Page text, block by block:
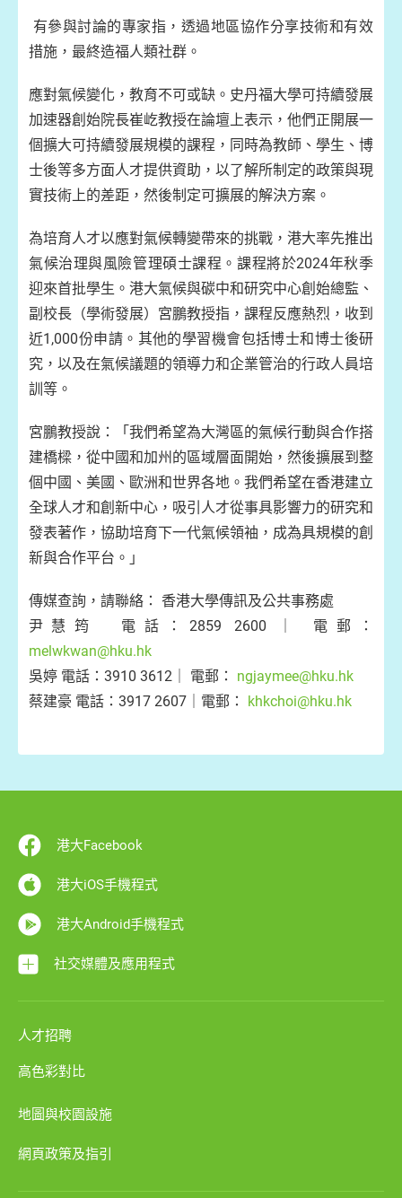
有參與討論的專家指，透過地區協作分享技術和有效
措施，最終造福人類社群。
應對氣候變化，教育不可或缺。史丹福大學可持續發展
加速器創始院長崔屹教授在論壇上表示，他們正開展一
個擴大可持續發展規模的課程，同時為教師、學生、博
士後等多方面人才提供資助，以了解所制定的政策與現
實技術上的差距，然後制定可擴展的解決方案。
為培育人才以應對氣候轉變帶來的挑戰，港大率先推出
氣候治理與風險管理碩士課程。課程將於2024年秋季
迎來首批學生。港大氣候與碳中和研究中心創始總監、
副校長（學術發展）宮鵬教授指，課程反應熱烈，收到
近1,000份申請。其他的學習機會包括博士和博士後研
究，以及在氣候議題的領導力和企業管治的行政人員培
訓等。
宮鵬教授說：「我們希望為大灣區的氣候行動與合作搭
建橋樑，從中國和加州的區域層面開始，然後擴展到整
個中國、美國、歐洲和世界各地。我們希望在香港建立
全球人才和創新中心，吸引人才從事具影響力的研究和
發表著作，協助培育下一代氣候領袖，成為具規模的創
新與合作平台。」
傳媒查詢，請聯絡： 香港大學傳訊及公共事務處
尹慧筠 電話：2859 2600 ｜ 電郵：
melwkwan@hku.hk
吳婷 電話：3910 3612｜ 電郵： ngjaymee@hku.hk
蔡建豪 電話：3917 2607｜電郵：
khkchoi@hku.hk
港大Facebook
港大iOS手機程式
港大Android手機程式
社交媒體及應用程式
人才招聘
高色彩對比
地圖與校園設施
網頁政策及指引